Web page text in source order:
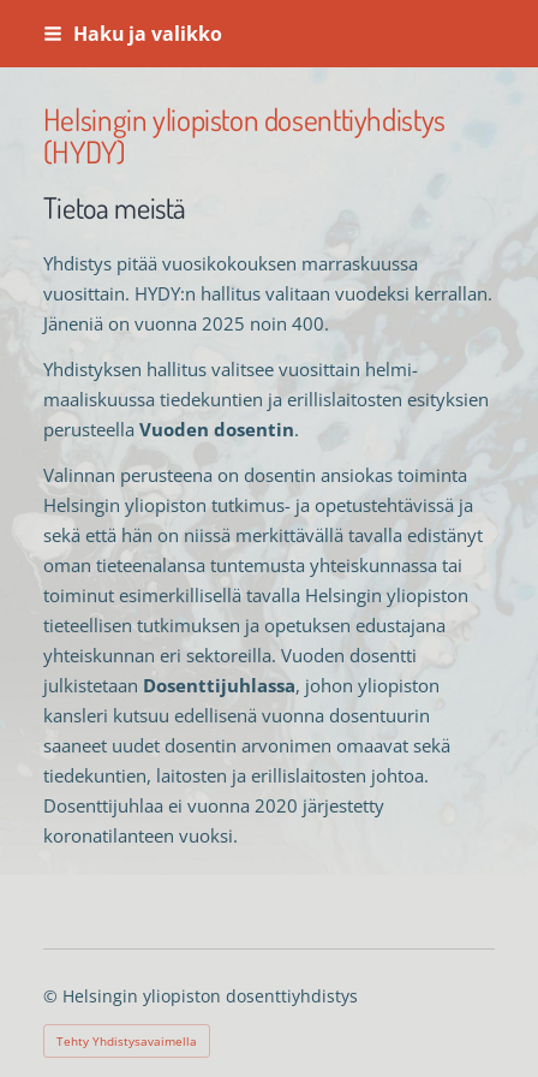
Siirry
Haku ja valikko
Helsingin yliopiston dosenttiyhdistys
(HYDY)
Tietoa meistä
Yhdistys pitää vuosikokouksen marraskuussa
vuosittain. HYDY:n hallitus valitaan vuodeksi kerrallan.
Jäneniä on vuonna 2025 noin 400.
Yhdistyksen hallitus valitsee vuosittain helmi-
maaliskuussa tiedekuntien ja erillislaitosten esityksien
perusteella Vuoden dosentin.
Valinnan perusteena on dosentin ansiokas toiminta
Helsingin yliopiston tutkimus- ja opetustehtävissä ja
sekä että hän on niissä merkittävällä tavalla edistänyt
oman tieteenalansa tuntemusta yhteiskunnassa tai
toiminut esimerkillisellä tavalla Helsingin yliopiston
tieteellisen tutkimuksen ja opetuksen edustajana
yhteiskunnan eri sektoreilla. Vuoden dosentti
julkistetaan Dosenttijuhlassa, johon yliopiston
kansleri kutsuu edellisenä vuonna dosentuurin
saaneet uudet dosentin arvonimen omaavat sekä
tiedekuntien, laitosten ja erillislaitosten johtoa.
Dosenttijuhlaa ei vuonna 2020 järjestetty
koronatilanteen vuoksi.
© Helsingin yliopiston dosenttiyhdistys
Tehty Yhdistysavaimella